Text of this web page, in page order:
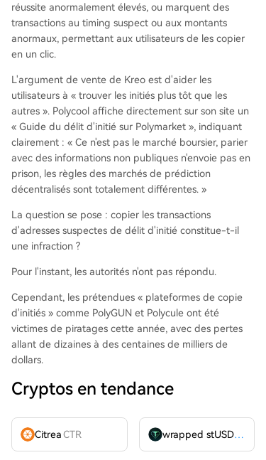
réussite anormalement élevés, ou marquent des
transactions au timing suspect ou aux montants
anormaux, permettant aux utilisateurs de les copier
en un clic.
L'argument de vente de Kreo est d'aider les
utilisateurs à « trouver les initiés plus tôt que les
autres ». Polycool affiche directement sur son site un
« Guide du délit d'initié sur Polymarket », indiquant
clairement : « Ce n'est pas le marché boursier, parier
avec des informations non publiques n'envoie pas en
prison, les règles des marchés de prédiction
décentralisés sont totalement différentes. »
La question se pose : copier les transactions
d'adresses suspectes de délit d'initié constitue-t-il
une infraction ?
Pour l'instant, les autorités n'ont pas répondu.
Cependant, les prétendues « plateformes de copie
d'initiés » comme PolyGUN et Polycule ont été
victimes de piratages cette année, avec des pertes
allant de dizaines à des centaines de milliers de
dollars.
Cryptos en tendance
CitreaCTR wrapped stUSDT